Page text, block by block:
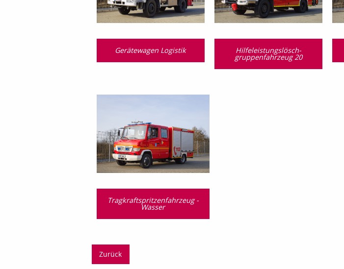
Gerätewagen Logistik Hilfeleistungslösch­
gruppen­fahrzeug 20
Tragkraftspritzenfahrzeug -
Wasser
Zurück